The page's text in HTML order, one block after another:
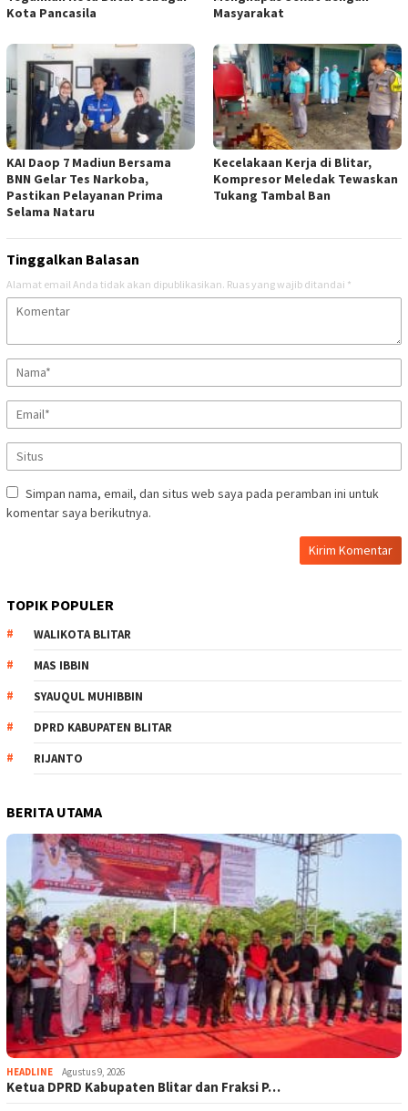
Kota Pancasila
Masyarakat
KAI Daop 7 Madiun Bersama
BNN Gelar Tes Narkoba,
Pastikan Pelayanan Prima
Selama Nataru
Kecelakaan Kerja di Blitar,
Kompresor Meledak Tewaskan
Tukang Tambal Ban
Tinggalkan Balasan
Alamat email Anda tidak akan dipublikasikan. Ruas yang wajib ditandai *
Simpan nama, email, dan situs web saya pada peramban ini untuk
komentar saya berikutnya.
TOPIK POPULER
WALIKOTA BLITAR
MAS IBBIN
SYAUQUL MUHIBBIN
DPRD KABUPATEN BLITAR
RIJANTO
BERITA UTAMA
HEADLINE Agustus 9, 2026
Ketua DPRD Kabupaten Blitar dan Fraksi P…